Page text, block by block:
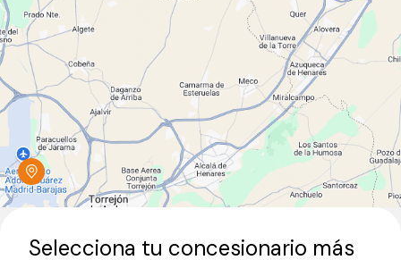
Selecciona tu concesionario más